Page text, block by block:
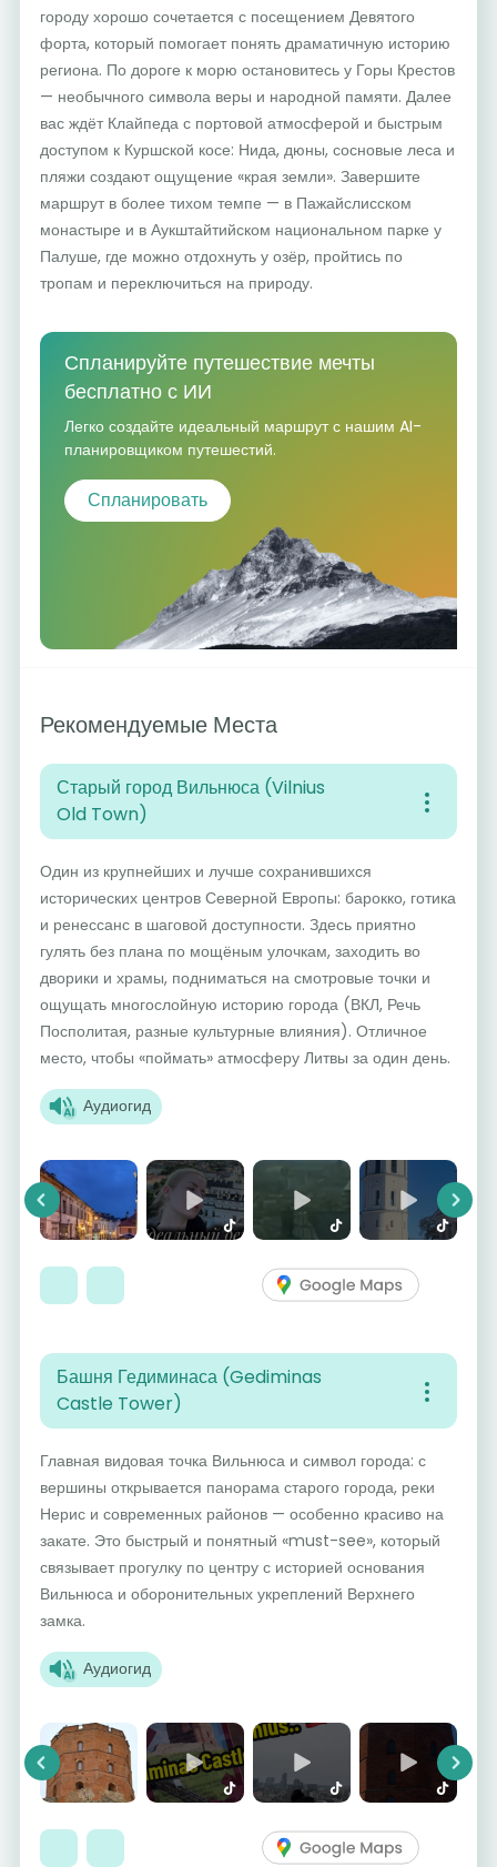
городу хорошо сочетается с посещением Девятого
форта, который помогает понять драматичную историю
региона. По дороге к морю остановитесь у Горы Крестов
— необычного символа веры и народной памяти. Далее
вас ждёт Клайпеда с портовой атмосферой и быстрым
доступом к Куршской косе: Нида, дюны, сосновые леса и
пляжи создают ощущение «края земли». Завершите
маршрут в более тихом темпе — в Пажайслисском
монастыре и в Аукштайтийском национальном парке у
Палуше, где можно отдохнуть у озёр, пройтись по
тропам и переключиться на природу.
Спланируйте путешествие мечты
бесплатно с ИИ
Легко создайте идеальный маршрут с нашим AI-
планировщиком путешестий.
Спланировать
Рекомендуемые Места
Старый город Вильнюса (Vilnius
Old Town)
Один из крупнейших и лучше сохранившихся
исторических центров Северной Европы: барокко, готика
и ренессанс в шаговой доступности. Здесь приятно
гулять без плана по мощёным улочкам, заходить во
дворики и храмы, подниматься на смотровые точки и
ощущать многослойную историю города (ВКЛ, Речь
Посполитая, разные культурные влияния). Отличное
место, чтобы «поймать» атмосферу Литвы за один день.
Аудиогид
Previous Next
Башня Гедиминаса (Gediminas
Castle Tower)
Главная видовая точка Вильнюса и символ города: с
вершины открывается панорама старого города, реки
Нерис и современных районов — особенно красиво на
закате. Это быстрый и понятный «must-see», который
связывает прогулку по центру с историей основания
Вильнюса и оборонительных укреплений Верхнего
замка.
Аудиогид
Previous Next